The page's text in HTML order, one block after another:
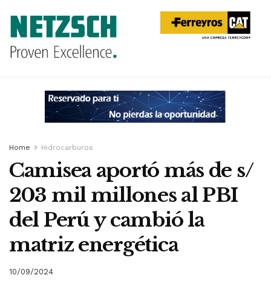
Home Hidrocarburos
Camisea aportó más de s/
203 mil millones al PBI
del Perú y cambió la
matriz energética
10/09/2024